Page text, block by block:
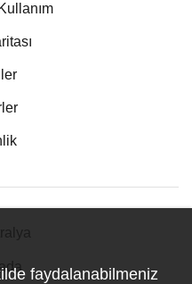
faydalanabilmeniz